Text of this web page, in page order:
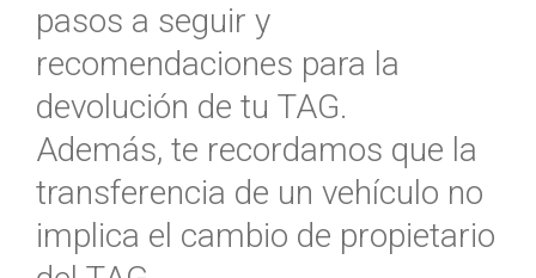
pasos a seguir y
recomendaciones para la
devolución de tu TAG.
Además, te recordamos que la
transferencia de un vehículo no
implica el cambio de propietario